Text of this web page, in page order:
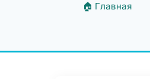
🏠 Главная